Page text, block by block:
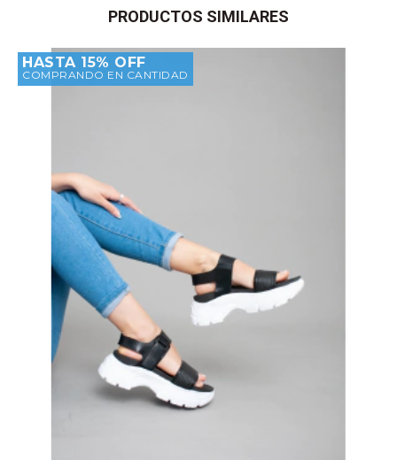
PRODUCTOS SIMILARES
HASTA 15% OFF
COMPRANDO EN CANTIDAD